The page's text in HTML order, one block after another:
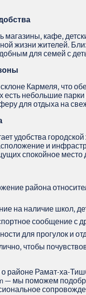
магазины, кафе,
жизни жителей.
для семей с
Кармеля, что
есть небольшие
для отдыха на
удобства
и
спокойное
района
на наличие школ,
сообщение с
для прогулок и
чтобы
районе Рамат-ха-
— мы поможем